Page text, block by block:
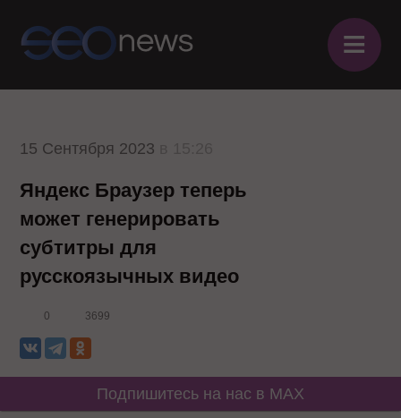
≡
15 Сентября 2023
Яндекс Браузер теперь
может генерировать
субтитры для
русскоязычных видео
0 3699
Подпишитесь на нас в MAX